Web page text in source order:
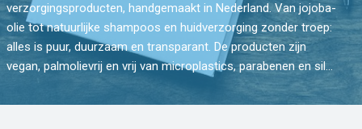
verzorgingsproducten, handgemaakt in Nederland. Van jojoba-
olie tot natuurlijke shampoos en huidverzorging zonder troep:
alles is puur, duurzaam en transparant. De producten zijn
vegan, palmolievrij en vrij van microplastics, parabenen en sil...